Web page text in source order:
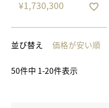
¥1,730,300
並び替え 価格が安い順
50件中 1-20件表示